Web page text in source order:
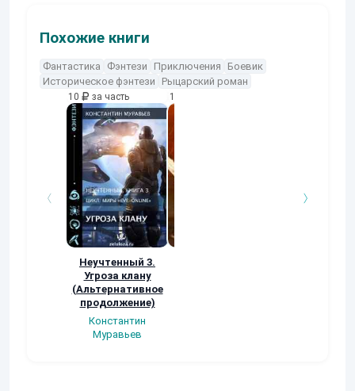
Похожие книги
Фантастика Фэнтези Приключения
Боевик
Историческое фэнтези
Рыцарский роман
10 за часть
Неучтенный 3.
Угроза клану
(Альтернативное
продолжение)
Константин
Муравьев
10